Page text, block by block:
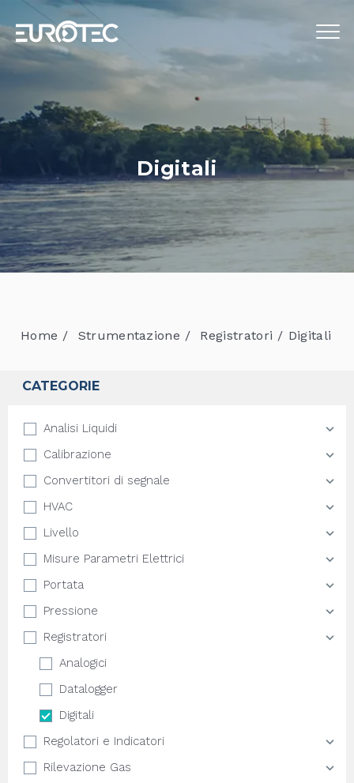
TELECONTROLLO
EUROTEC
BLOG
LAVORA CON NOI
Digitali
Home Strumentazione Registratori Digitali
CATEGORIE
Analisi Liquidi
Calibrazione
Convertitori di segnale
HVAC
Livello
Misure Parametri Elettrici
Portata
Pressione
Registratori
Analogici
Datalogger
Digitali
Regolatori e Indicatori
Rilevazione Gas